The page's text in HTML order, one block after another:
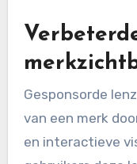
Gesponsorde
van een merk
en interactieve